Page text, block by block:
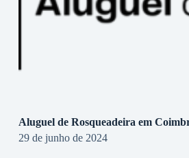
Aluguel de Rosqueadeira em
29 de junho de 2024